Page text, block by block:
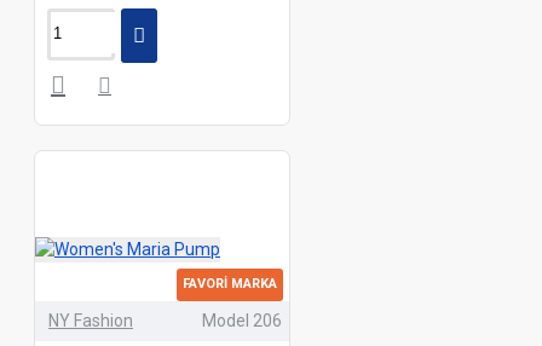
FAVORI MARKA
NY Fashion Model 206